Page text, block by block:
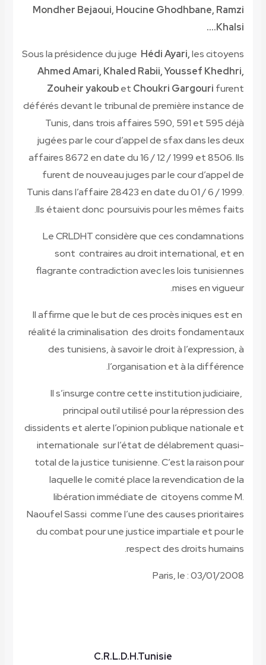
Mondher Bejaoui, Houcine Ghodhbane, Ramzi
Khalsi…
.
Sous la présidence du juge Hédi Ayari,les citoyens
Ahmed Amari, Khaled Rabii, Youssef Khedhri,
Zouheir yakoubet Choukri Gargouri furent
déférés devant le tribunal de première instance de
Tunis, dans trois affaires 590, 591 et 595 déjà
jugées par le cour d’appel de sfax dans les deux
affaires 8672 en date du 16 / 12 / 1999 et 8506. Ils
furent de nouveau juges par le cour d’appel de
Tunis dans l’affaire 28423 en date du 01 / 6 / 1999.
Ils étaient donc poursuivis pour les mêmes faits.
Le CRLDHT considère que ces condamnations
sont contraires au droit international, et en
flagrante contradiction avec les lois tunisiennes
mises en vigueur.
Il affirme que le but de ces procès iniques est en
réalité la criminalisation des droits fondamentaux
des tunisiens, à savoir le droit à l’expression, à
l’organisation et à la différence.
Il s’insurge contre cette institution judiciaire,
principal outil utilisé pour la répression des
dissidents et alerte l’opinion publique nationale et
internationale sur l’état de délabrement quasi-
total de la justice tunisienne. C’est la raison pour
laquelle le comité place la revendication de la
libération immédiate de citoyens comme M.
Naoufel Sassi comme l’une des causes prioritaires
du combat pour une justice impartiale et pour le
respect des droits humains.
Paris, le : 03/01/2008
C.R.L.D.H.Tunisie